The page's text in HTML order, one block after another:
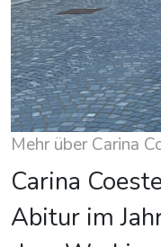
Mehr über Carina
Carina
Abitur im